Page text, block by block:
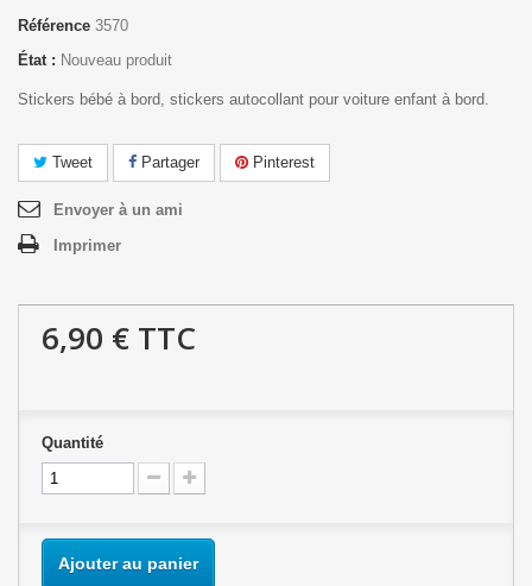
Référence 3570
État : Nouveau produit
Stickers bébé à bord, stickers autocollant pour voiture enfant à bord.
Tweet Partager Pinterest
Envoyer à un ami
Imprimer
6,90 € TTC
Quantité
Ajouter au panier